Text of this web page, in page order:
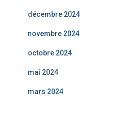
décembre 2024
novembre 2024
octobre 2024
mai 2024
mars 2024